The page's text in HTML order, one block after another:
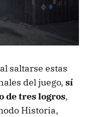
saltarse estas
del juego, sí
de tres logros,
Historia,